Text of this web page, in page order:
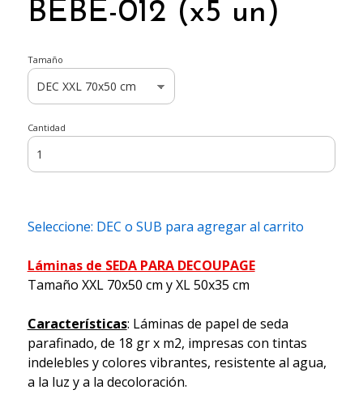
BEBE-012 (x5 un)
Tamaño
Cantidad
Seleccione: DEC o SUB para agregar al carrito
Láminas de SEDA PARA DECOUPAGE
Tamaño XXL 70x50 cm y XL 50x35 cm
Características: Láminas de papel de seda
parafinado, de 18 gr x m2, impresas con tintas
indelebles y colores vibrantes, resistente al agua,
a la luz y a la decoloración.